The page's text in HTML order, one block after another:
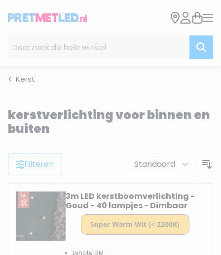
Kerst
kerstverlichting voor binnen en
buiten
Filteren
3m LED kerstboomverlichting -
Goud - 40 lampjes - Dimbaar
Lengte: 3M